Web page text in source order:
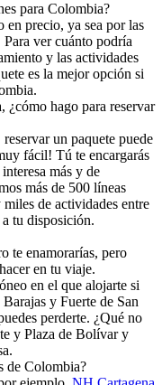
para Colombia?
en precio, ya sea por las
ver cuánto podría
y las actividades
es la mejor opción si
¿cómo hago para reservar
un paquete puede
fácil! Tú te encargarás
más y de
más de 500 líneas
de actividades entre
tu disposición.
te enamorarías, pero
en tu viaje.
en el que alojarte si
y Fuerte de San
perderte. ¿Qué no
y Plaza de Bolívar y
de Colombia?